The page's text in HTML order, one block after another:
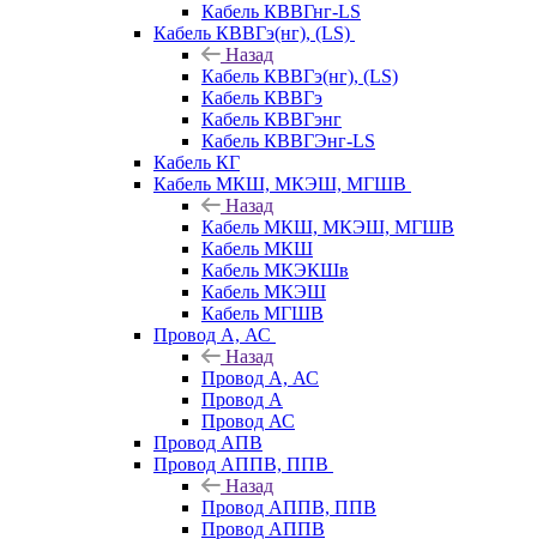
Кабель КВВГнг-LS
Кабель КВВГэ(нг), (LS)
Назад
Кабель КВВГэ(нг), (LS)
Кабель КВВГэ
Кабель КВВГэнг
Кабель КВВГЭнг-LS
Кабель КГ
Кабель МКШ, МКЭШ, МГШВ
Назад
Кабель МКШ, МКЭШ, МГШВ
Кабель МКШ
Кабель МКЭКШв
Кабель МКЭШ
Кабель МГШВ
Провод А, АС
Назад
Провод А, АС
Провод А
Провод АС
Провод АПВ
Провод АППВ, ППВ
Назад
Провод АППВ, ППВ
Провод АППВ